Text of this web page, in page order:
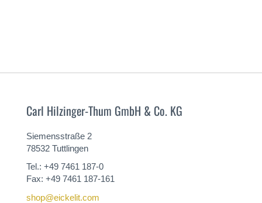
Carl Hilzinger-Thum GmbH & Co. KG
Siemensstraße 2
78532 Tuttlingen
Tel.: +49 7461 187-0
Fax: +49 7461 187-161
shop@eickelit.com